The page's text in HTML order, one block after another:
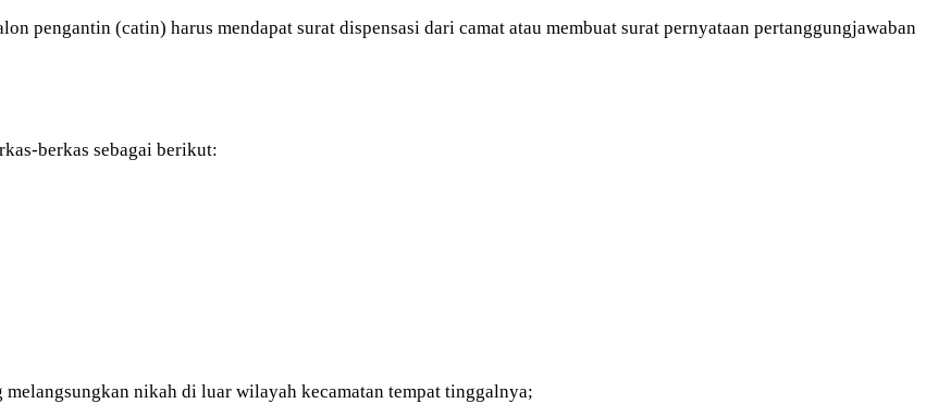
pengantin (catin) harus mendapat surat dispensasi dari camat atau membuat surat pernyataan pertanggungjawaban
berkas sebagai berikut:
nikah di luar wilayah kecamatan tempat tinggalnya;